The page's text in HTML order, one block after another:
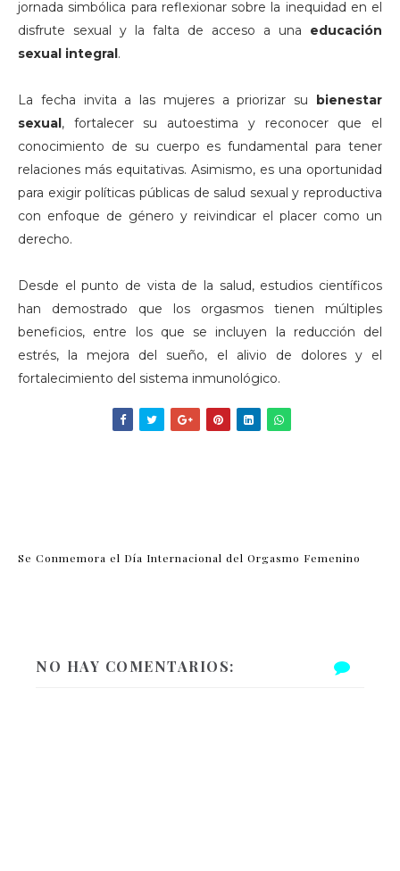
jornada simbólica para reflexionar sobre la inequidad en el
disfrute sexual y la falta de acceso a una educación
sexual integral.
La fecha invita a las mujeres a priorizar su bienestar
sexual, fortalecer su autoestima y reconocer que el
conocimiento de su cuerpo es fundamental para tener
relaciones más equitativas. Asimismo, es una oportunidad
para exigir políticas públicas de salud sexual y reproductiva
con enfoque de género y reivindicar el placer como un
derecho.
Desde el punto de vista de la salud, estudios científicos
han demostrado que los orgasmos tienen múltiples
beneficios, entre los que se incluyen la reducción del
estrés, la mejora del sueño, el alivio de dolores y el
fortalecimiento del sistema inmunológico.
Se Conmemora el Día Internacional del Orgasmo Femenino
NO HAY COMENTARIOS: